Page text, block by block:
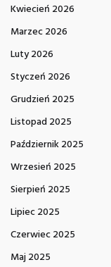
Kwiecień 2026
Marzec 2026
Luty 2026
Styczeń 2026
Grudzień 2025
Listopad 2025
Październik 2025
Wrzesień 2025
Sierpień 2025
Lipiec 2025
Czerwiec 2025
Maj 2025